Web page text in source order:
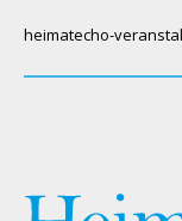
heimatecho-